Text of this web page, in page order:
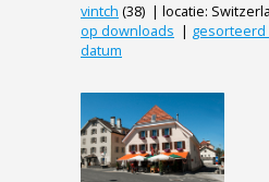
vintch (38) | locatie:
op downloads | gesorteerd
datum